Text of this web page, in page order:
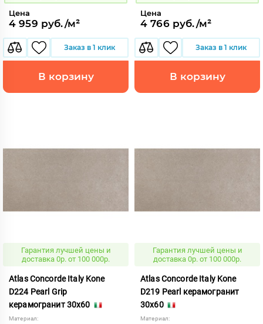
Цена
4 959 руб./м²
Заказ в 1 клик
В корзину
Цена
4 766 руб./м²
Заказ в 1 клик
В корзину
Гарантия лучшей цены и
доставка 0р. от 100 000р.
Atlas Concorde Italy Kone
D224 Pearl Grip
керамогранит 30x60
Материал:
Гарантия лучшей цены и
доставка 0р. от 100 000р.
Atlas Concorde Italy Kone
D219 Pearl керамогранит
30x60
Материал: